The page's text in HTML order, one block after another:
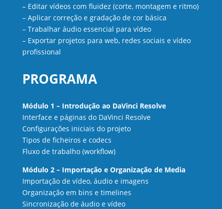
– Editar vídeos com fluidez (corte, montagem e ritmo)
– Aplicar correção e gradação de cor básica
– Trabalhar áudio essencial para vídeo
– Exportar projetos para web, redes sociais e vídeo
profissional
PROGRAMA
Módulo 1 – Introdução ao DaVinci Resolve
Interface e páginas do DaVinci Resolve
Configurações iniciais do projeto
Tipos de ficheiros e codecs
Fluxo de trabalho (workflow)
Módulo 2 – Importação e Organização de Media
Importação de vídeo, áudio e imagens
Organização em bins e timelines
Sincronização de áudio e vídeo